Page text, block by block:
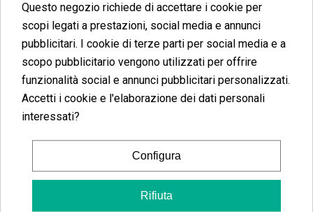
hanno voluto rivelare. Tuttavia, il boom di questa genetica è
avvenuto dopo la suavittoria alla Esmerald Cup del 2016
HighLife Cup del 2018. Da allora, è diventata uno dei semi più
desiderati negli Stati Unitie si è gradualmente espansa in tutto
il mondo.
Il nome di questa genetica fa riferimento aifamosi caramelle
Questo negozio richiede di accettare i cookie per
scopi legati a prestazioni, social media e annunci
pubblicitari. I cookie di terze parti per social media e a
scopo pubblicitario vengono utilizzati per offrire
funzionalità social e annunci pubblicitari personalizzati.
Accetti i cookie e l'elaborazione dei dati personali
interessati?
Configura
Rifiuta